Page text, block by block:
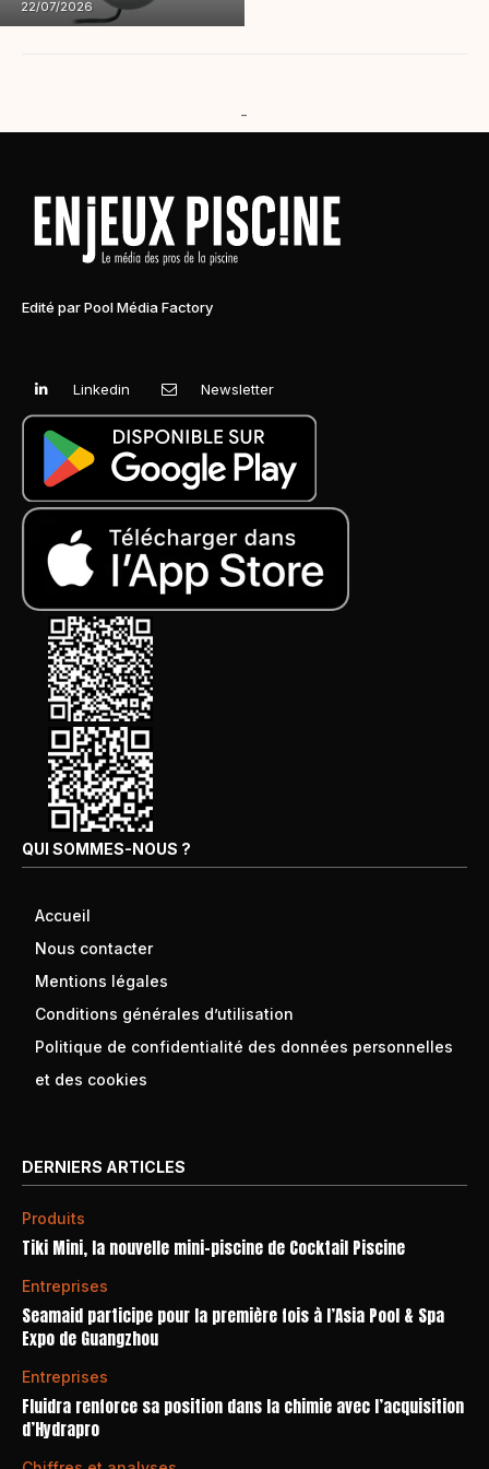
22/07/2026
-
Edité par Pool Média Factory
Linkedin Newsletter
QUI SOMMES-NOUS ?
Accueil
Nous contacter
Mentions légales
Conditions générales d’utilisation
Politique de confidentialité des données personnelles
et des cookies
DERNIERS ARTICLES
Produits
Tiki Mini, la nouvelle mini-piscine de Cocktail Piscine
Entreprises
Seamaid participe pour la première fois à l’Asia Pool & Spa
Expo de Guangzhou
Entreprises
Fluidra renforce sa position dans la chimie avec l’acquisition
d’Hydrapro